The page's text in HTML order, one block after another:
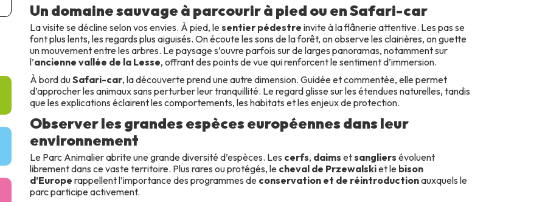
Un domaine sauvage à parcourir à pied ou en Safari-car
La visite se décline selon vos envies. À pied, lesentier pédestre invite à la flânerie attentive. Les pas se
font plus lents, les regards plus aiguisés. On écoute les sons de la forêt, on observe les clairières, on guette
un mouvement entre les arbres. Le paysage s’ouvre parfois sur de larges panoramas, notamment sur
l’ancienne vallée de la Lesse, offrant des points de vue qui renforcent le sentiment d’immersion.
À bord duSafari-car, la découverte prend une autre dimension. Guidée et commentée, elle permet
d’approcher les animaux sans perturber leur tranquillité. Le regard glisse sur les étendues naturelles, tandis
que les explications éclairent les comportements, les habitats et les enjeux de protection.
Observer les grandes espèces européennes dans leur
environnement
Le Parc Animalier abrite une grande diversité d’espèces. Les cerfs, daims etsangliers évoluent
librement dans ce vaste territoire. Plus rares ou protégés, le cheval de Przewalskiet le bison
d’Europe rappellent l’importance des programmes de conservation et de réintroductionauxquels le
parc participe activement.